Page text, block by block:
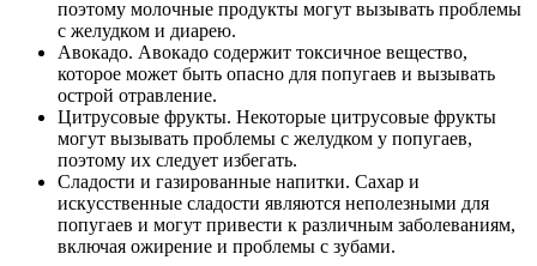
поэтому молочные продукты могут вызывать проблемы
с желудком и диарею.
Авокадо. Авокадо содержит токсичное вещество,
которое может быть опасно для попугаев и вызывать
острой отравление.
Цитрусовые фрукты. Некоторые цитрусовые фрукты
могут вызывать проблемы с желудком у попугаев,
поэтому их следует избегать.
Сладости и газированные напитки. Сахар и
искусственные сладости являются неполезными для
попугаев и могут привести к различным заболеваниям,
включая ожирение и проблемы с зубами.